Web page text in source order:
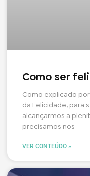
Como ser
Como explicado por
da Felicidade, para
alcançarmos a
precisamos nos
VER CONTEÚDO »